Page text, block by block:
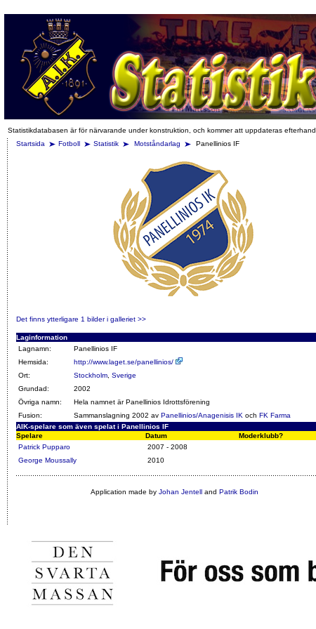
Statistikdatabasen är för närvarande under konstruktion, och kommer att uppdateras efterhand.
Startsida
Fotboll Statistik Motståndarlag Panellinios IF
Det finns ytterligare 1 bilder i galleriet >>
Laginformation
Lagnamn:
Panellinios IF
Hemsida:
http://www.laget.se/panellinios/
Ort:
Stockholm Sverige
Grundad:
2002
Övriga namn:
Hela namnet är Panellinios Idrottsförening
Fusion:
Sammanslagning 2002 av Panellinios/Anagenisis IK och FK Farma
AIK-spelare som även spelat i Panellinios IF
Spelare
Datum
Moderklubb?
Patrick Pupparo
2007 - 2008
George Moussally
2010
Application made by Johan Jentelland Patrik Bodin